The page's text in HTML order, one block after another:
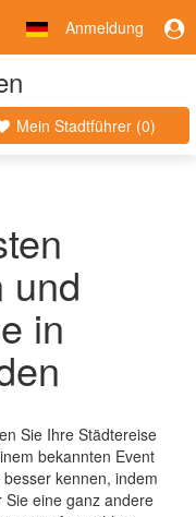
Anmeldung
Mein Stadtführer (0)
und
in
Sie Ihre Städtereise
bekannten Event
kennen, indem
eine ganz andere